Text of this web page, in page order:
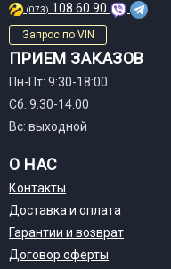
(073) 108 60 90
Запрос по VIN
ПРИЕМ ЗАКАЗОВ
Пн-Пт: 9:30-18:00
Сб: 9:30-14:00
Вс: выходной
О НАС
Контакты
Доставка и оплата
Гарантии и возврат
Договор оферты